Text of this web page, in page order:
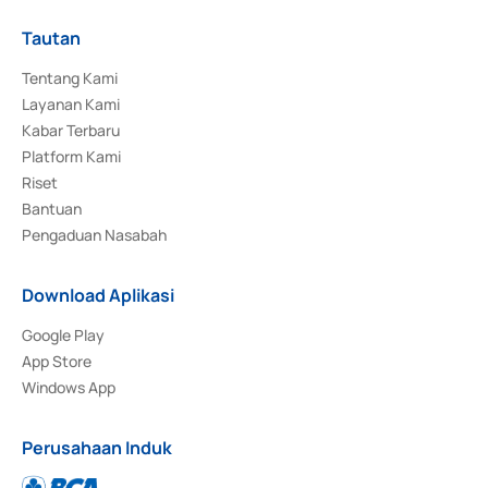
Tautan
Tentang Kami
Layanan Kami
Kabar Terbaru
Platform Kami
Riset
Bantuan
Pengaduan Nasabah
Download Aplikasi
Google Play
App Store
Windows App
Perusahaan Induk